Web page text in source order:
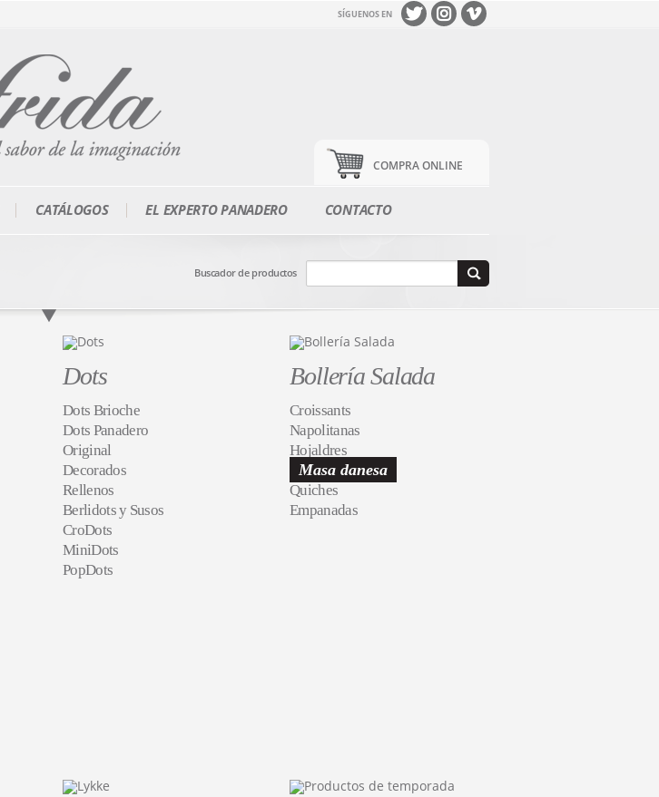
SÍGUENOS EN
COMPRA ONLINE
CATÁLOGOS EL EXPERTO PANADERO CONTACTO
Buscador de productos
Dots
Dots Brioche
Dots Panadero
Original
Decorados
Rellenos
Berlidots y Susos
CroDots
MiniDots
PopDots
Bollería Salada
Croissants
Napolitanas
Hojaldres
Masa danesa
Quiches
Empanadas